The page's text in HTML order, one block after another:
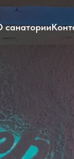
санатории